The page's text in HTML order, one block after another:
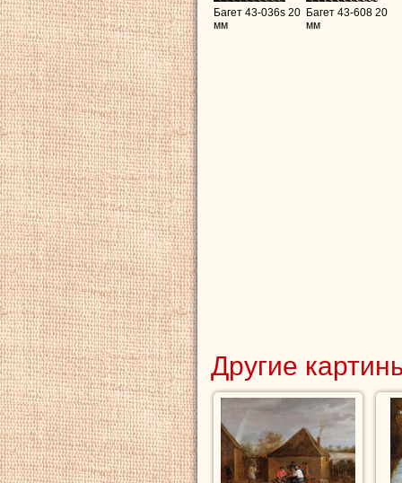
Багет 43-036s 20
мм
Багет 43-608 20
мм
Другие